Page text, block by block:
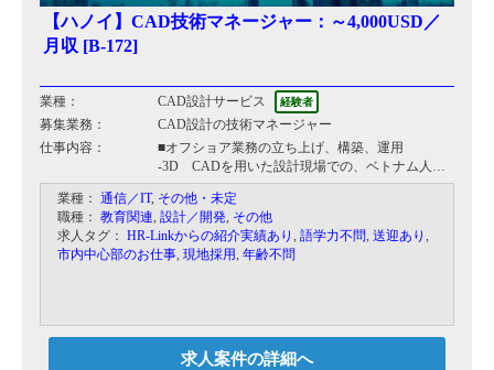
【ハノイ】CAD技術マネージャー：～4,000USD／
月収 [B-172]
業種： CAD設計サービス 経験者
募集業務：
CAD設計の技術マネージャー
仕事内容：
■オフショア業務の立ち上げ、構築、運用
-3D CADを用いた設計現場での、ベトナム人エ
ンジニアの指導
-顧客（日本企業）対応、トラブルシューティング
-業務ごとの特性に合わせた運用詳細計画から、品
質や生産性の目標値を設定
-立ち上げ後の運用実績から、計画との乖離分析を
※その他、立ち上げ期の企業の仕組みづくりを、
経験・実力に応じてお任せします
業種： 通信／IT, その他・未定
職種： 教育関連, 設計／開発, その他
求人タグ： HR-Linkからの紹介実績あり , 語学力不問, 送迎あり ,
市内中心部のお仕事, 現地採用, 年齢不問
求人案件の詳細へ